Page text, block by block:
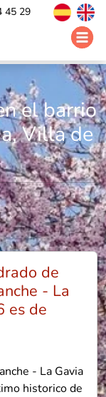
45 29
el barrio
Villa de
de
- La
es de
- La Gavia
historico de